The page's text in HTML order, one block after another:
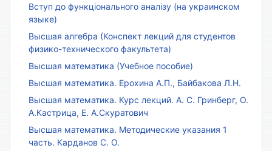
Вступ до функціонального аналізу (на украинском
языке)
Высшая алгебра (Конспект лекций для студентов
физико-технического факультета)
Высшая математика (Учебное пособие)
Высшая математика. Ерохина А.П., Байбакова Л.Н.
Высшая математика. Курс лекций. А. С. Гринберг, О.
А.Кастрица, Е. А.Скуратович
Высшая математика. Методические указания 1
часть. Карданов С. О.